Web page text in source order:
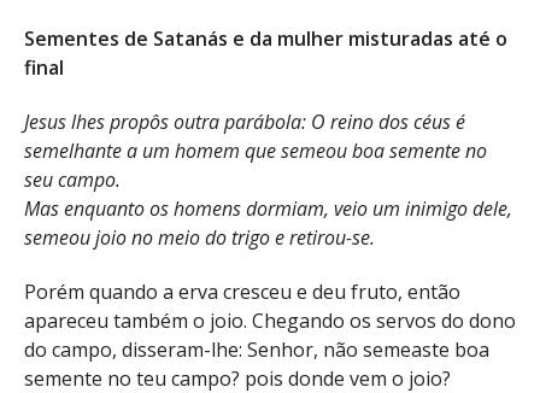
Sementes de Satanás e da mulher misturadas até o
final
Jesus lhes propôs outra parábola: O reino dos céus é
semelhante a um homem que semeou boa semente no
seu campo.
Mas enquanto os homens dormiam, veio um inimigo dele,
semeou joio no meio do trigo e retirou-se.
Porém quando a erva cresceu e deu fruto, então
apareceu também o joio. Chegando os servos do dono
do campo, disseram-lhe: Senhor, não semeaste boa
semente no teu campo? pois donde vem o joio?